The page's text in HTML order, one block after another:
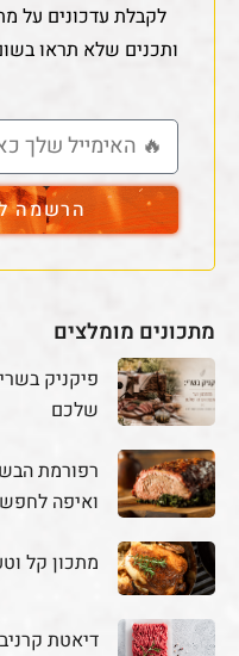
לקבלת עדכונים על
ותכנים שלא תראו
הרשמה
מתכונים מומלצים
פיקניק
שלכם
ואיפה
מתכון קל
דיאטת